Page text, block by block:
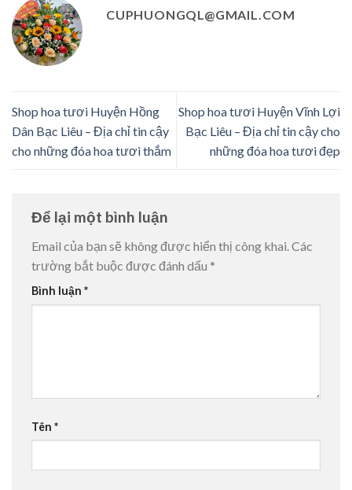
CUPHUONGQL@GMAIL.COM
Shop hoa tươi Huyện Hồng
Dân Bạc Liêu – Địa chỉ tin cậy
cho những đóa hoa tươi thắm
Shop hoa tươi Huyện Vĩnh Lợi
Bạc Liêu – Địa chỉ tin cậy cho
những đóa hoa tươi đẹp
Để lại một bình luận
Email của bạn sẽ không được hiển thị công khai.Các
trường bắt buộc được đánh dấu *
Bình luận *
Tên *